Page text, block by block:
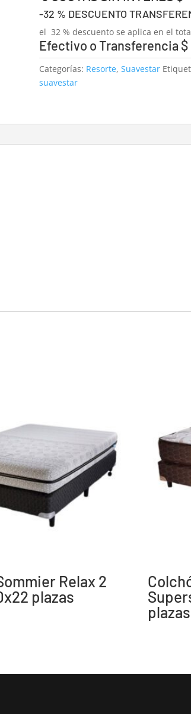
-32 % DESCUENTO
el 32 % descuento se aplica en el
Efectivo o Transferencia $
Categorías: Resorte, Suavestar
suavestar
Relax 2
plazas